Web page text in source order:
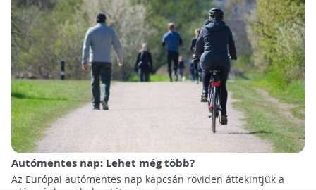
Autómentes nap: Lehet még több?
Az Európai autómentes nap kapcsán röviden áttekintjük a